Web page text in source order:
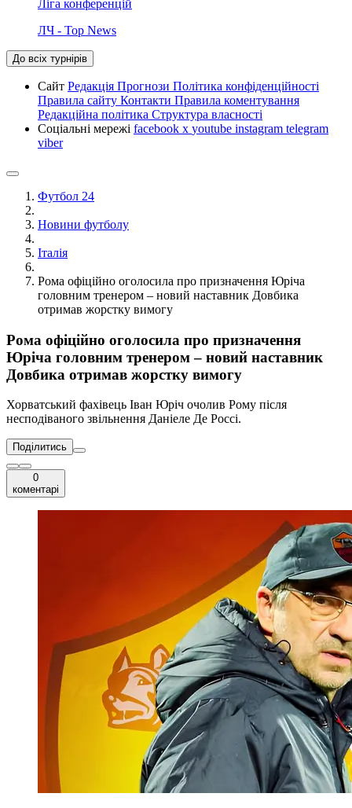
Ліга конференцій
ЛЧ - Top News
До всіх турнірів
Сайт Редакція Прогнози Політика конфіденційності
Правила сайту Контакти Правила коментування
Редакційна політика Структура власності
Соціальні мережі facebook x youtube instagram telegram
viber
Футбол 24
Новини футболу
Італія
Рома офіційно оголосила про призначення Юріча
головним тренером – новий наставник Довбика
отримав жорстку вимогу
Рома офіційно оголосила про призначення
Юріча головним тренером – новий наставник
Довбика отримав жорстку вимогу
Хорватський фахівець Іван Юріч очолив Рому після
несподіваного звільнення Даніеле Де Россі.
Поділитись
0
коментарі